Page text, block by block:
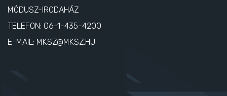
MÓDUSZ-IRODAHÁZ
TELEFON: 06-1-435-4200
E-MAIL: MKSZ@MKSZ.HU